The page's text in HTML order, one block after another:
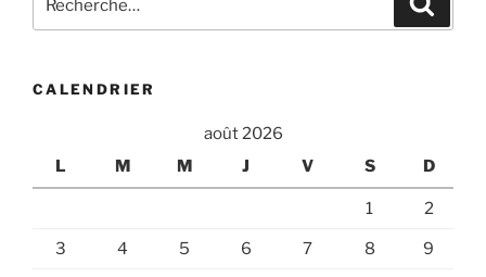
pour
CALENDRIER
août 2026
L
M M J V S D
1 2
3 4 5 6 7 8 9